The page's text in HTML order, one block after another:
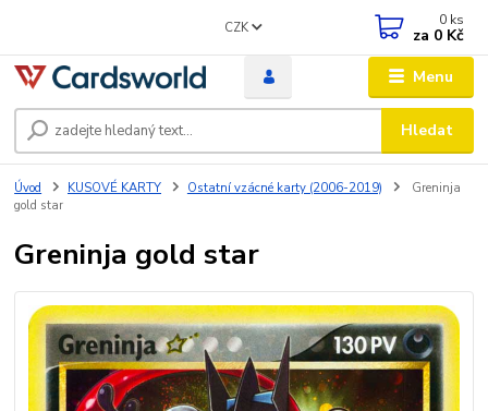
Menu
CZK
Hledat
0 ks
za 0 Kč
Úvod KUSOVÉ KARTY Ostatní vzácné karty (2006-2019)
Greninja
gold star
Greninja gold star